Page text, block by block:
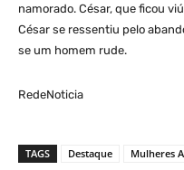
namorado. César, que ficou
César se ressentiu pelo
se um homem rude.
RedeNoticia
TAGS Destaque Mulheres